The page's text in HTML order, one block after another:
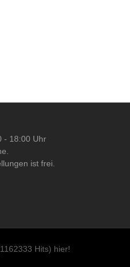
- 18:00 Uhr
ist frei.
Hits) hier!